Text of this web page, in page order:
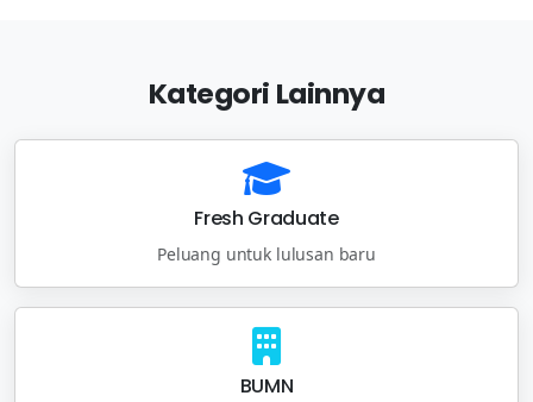
Kategori Lainnya
Fresh Graduate
Peluang untuk lulusan baru
BUMN